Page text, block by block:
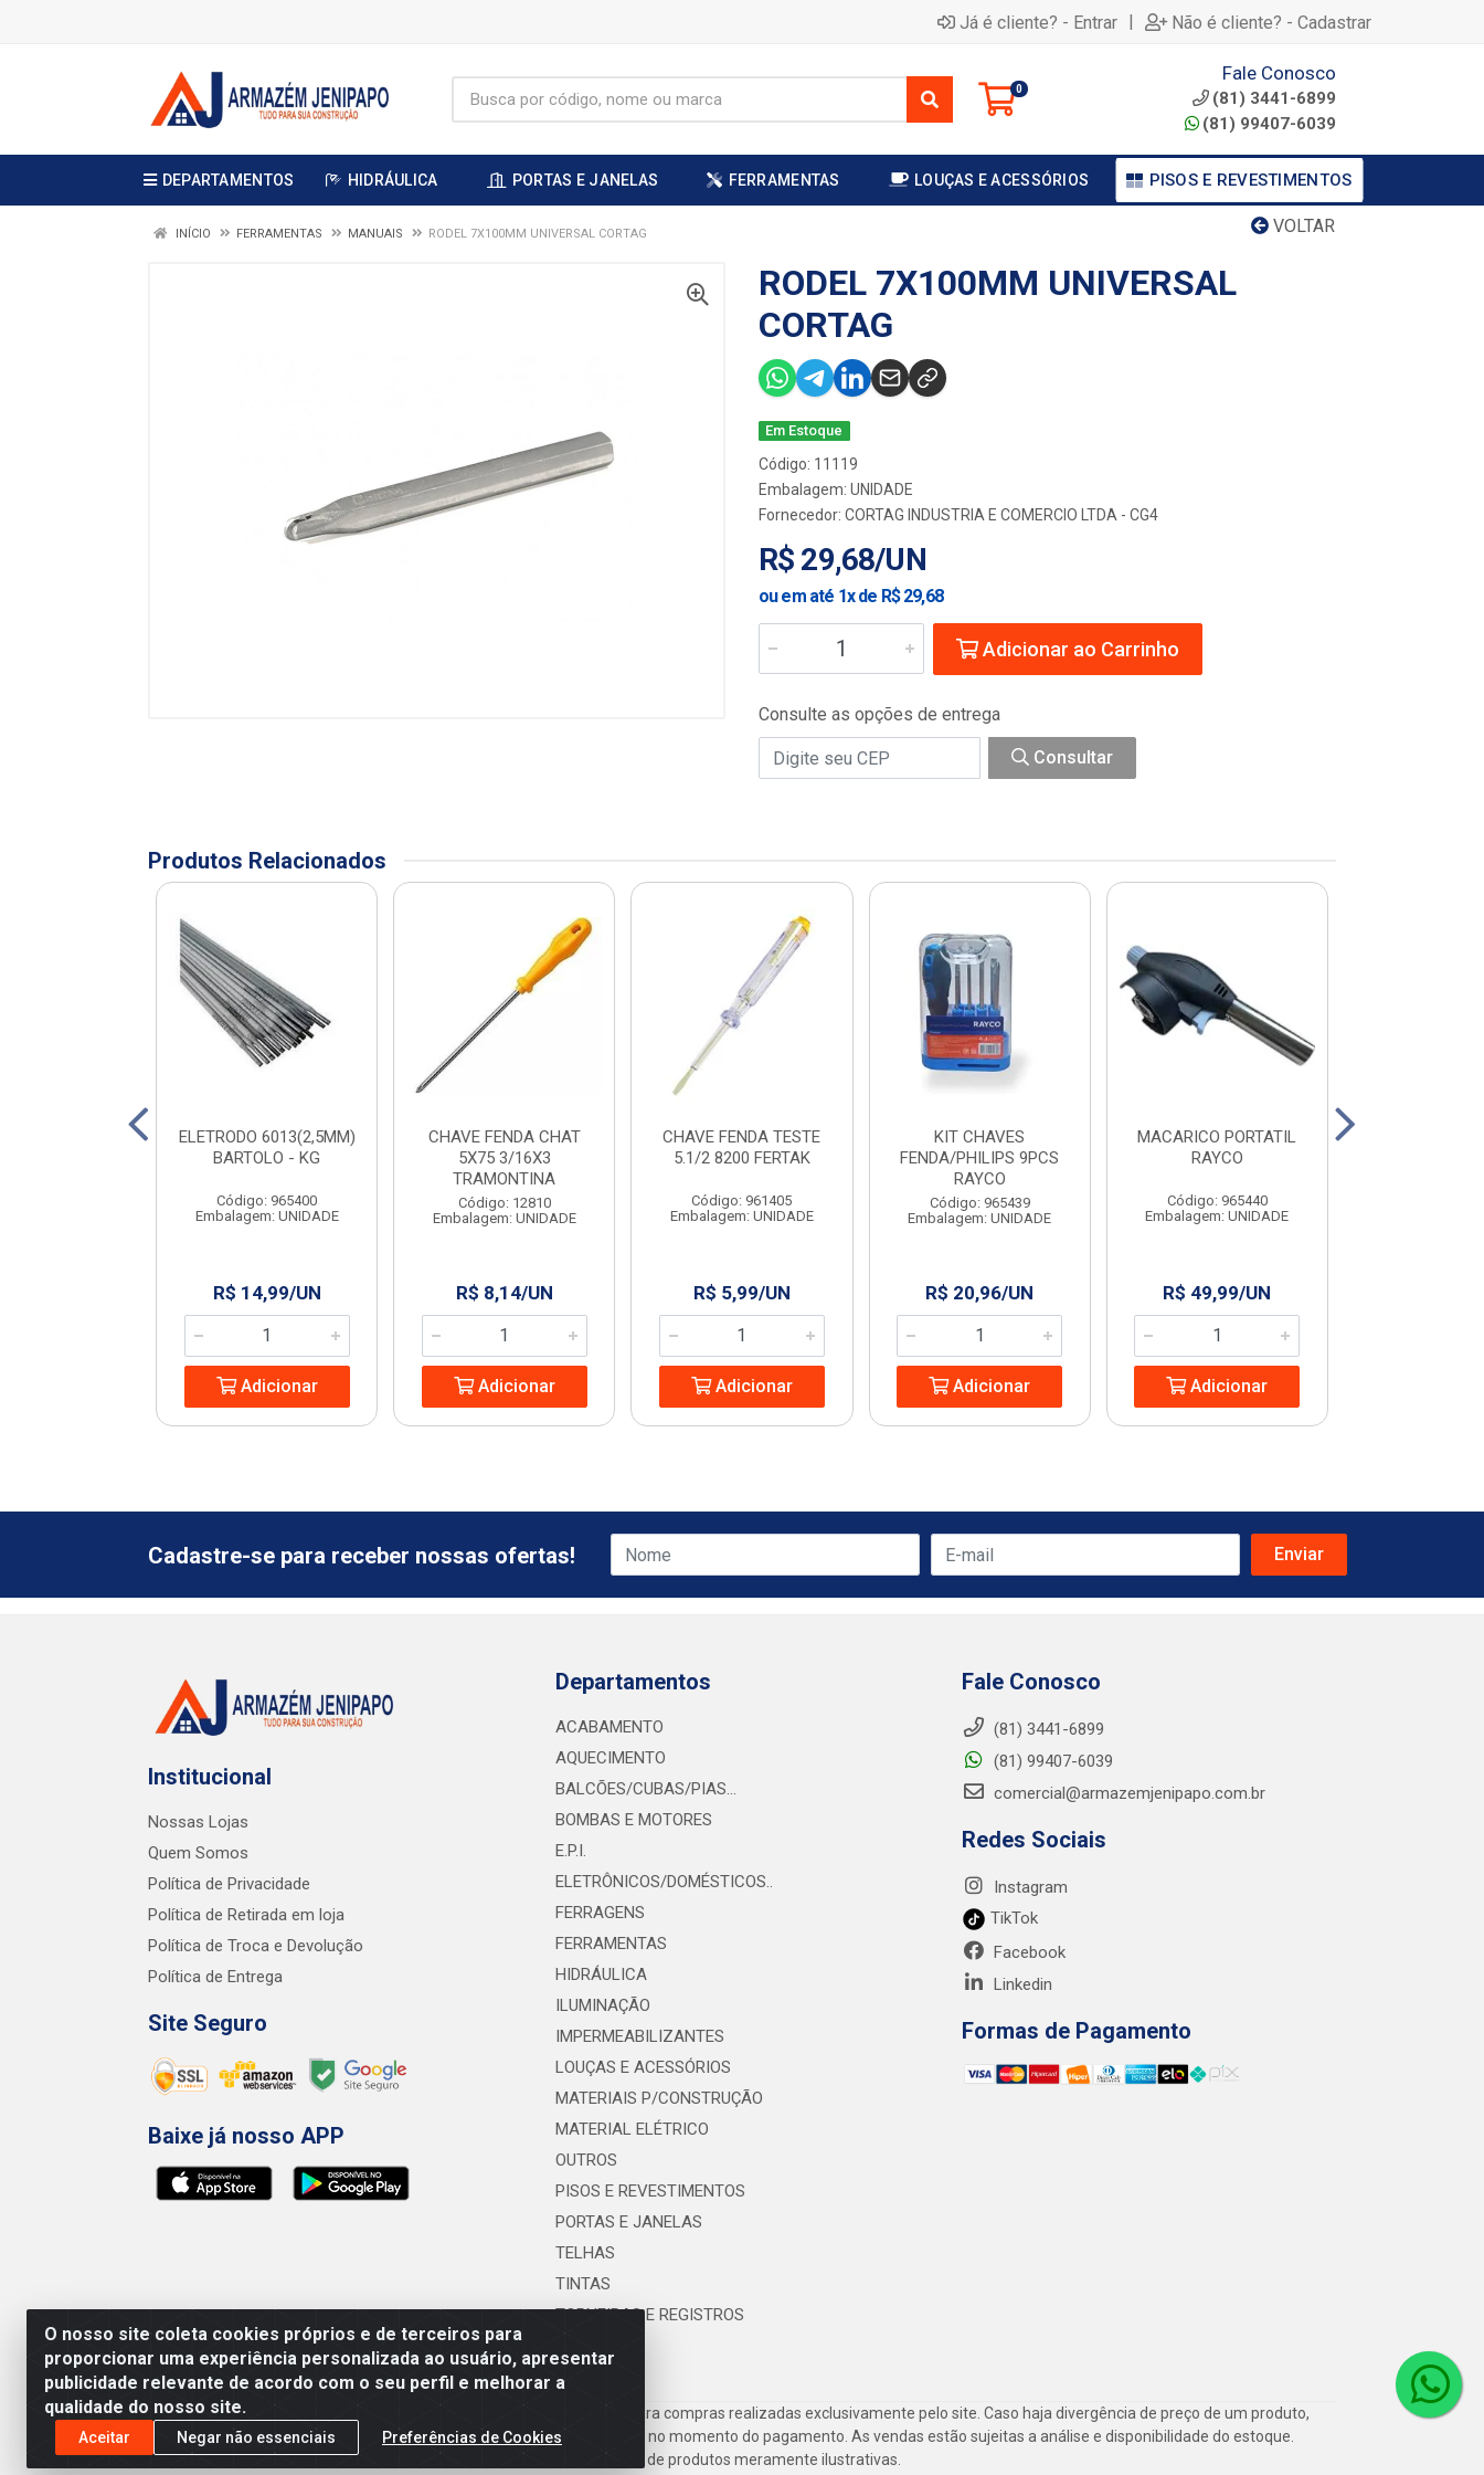
Já é cliente? - Entrar | Não é cliente? - Cadastrar
0
Fale Conosco
(81) 3441-6899
(81) 99407-6039
DEPARTAMENTOS HIDRÁULICA PORTAS E JANELAS FERRAMENTAS LOUÇAS E ACESSÓRIOS PISOS E REVESTIMENTOS
VOLTAR
INÍCIO FERRAMENTAS MANUAIS RODEL 7X100MM UNIVERSAL CORTAG
RODEL 7X100MM UNIVERSAL
CORTAG
Em Estoque
Código: 11119
Embalagem: UNIDADE
Fornecedor: CORTAG INDUSTRIA E COMERCIO LTDA - CG4
R$ 29,68/UN
ou em até 1x de R$ 29,68
Adicionar ao Carrinho
Consulte as opções de entrega
Consultar
Produtos Relacionados
ELETRODO 6013(2,5MM)
BARTOLO - KG
Código: 965400
Embalagem: UNIDADE
R$ 14,99/UN
Adicionar
CHAVE FENDA CHAT
5X75 3/16X3
TRAMONTINA
Código: 12810
Embalagem: UNIDADE
R$ 8,14/UN
Adicionar
CHAVE FENDA TESTE
5.1/2 8200 FERTAK
Código: 961405
Embalagem: UNIDADE
R$ 5,99/UN
Adicionar
KIT CHAVES
FENDA/PHILIPS 9PCS
RAYCO
Código: 965439
Embalagem: UNIDADE
R$ 20,96/UN
Adicionar
MACARICO PORTATIL
RAYCO
Código: 965440
Embalagem: UNIDADE
R$ 49,99/UN
Adicionar
O nosso site coleta cookies próprios e de terceiros para
proporcionar uma experiência personalizada ao usuário, apresentar
publicidade relevante de acordo com o seu perfil e melhorar a
qualidade do nosso site.
Aceitar Negar não essenciais Preferências de Cookies
Cadastre-se para receber nossas ofertas!
Institucional
Nossas Lojas
Quem Somos
Política de Privacidade
Política de Retirada em loja
Política de Troca e Devolução
Política de Entrega
Site Seguro
Baixe já nosso APP
Departamentos
ACABAMENTO
AQUECIMENTO
BALCÕES/CUBAS/PIAS...
BOMBAS E MOTORES
E.P.I.
ELETRÔNICOS/DOMÉSTICOS..
FERRAGENS
FERRAMENTAS
HIDRÁULICA
ILUMINAÇÃO
IMPERMEABILIZANTES
LOUÇAS E ACESSÓRIOS
MATERIAIS P/CONSTRUÇÃO
MATERIAL ELÉTRICO
OUTROS
PISOS E REVESTIMENTOS
PORTAS E JANELAS
TELHAS
TINTAS
TORNEIRAS E REGISTROS
Fale Conosco
(81) 3441-6899
(81) 99407-6039
comercial@armazemjenipapo.com.br
Redes Sociais
Instagram
TikTok
Facebook
Linkedin
Formas de Pagamento
Preços, promoções, condições de pagamento e frete são válidos para compras realizadas exclusivamente pelo site. Caso haja divergência de preço de um produto,
será válido o preço que for exibido no carrinho de compras do site no momento do pagamento. As vendas estão sujeitas a análise e disponibilidade do estoque.
Imagens de produtos meramente ilustrativas.